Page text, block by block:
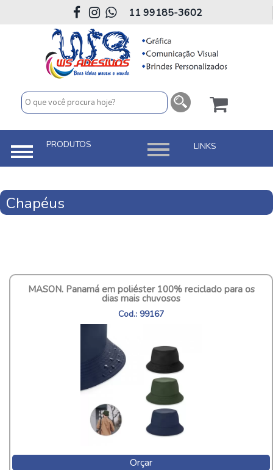
11 99185-3602
Chapéus
MASON. Panamá em poliéster 100% reciclado para os
dias mais chuvosos
Cod.: 99167
Orçar